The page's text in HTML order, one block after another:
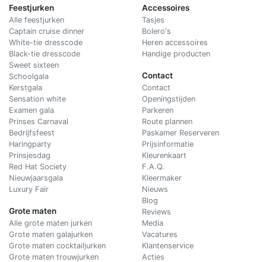
Feestjurken
Alle feestjurken
Captain cruise dinner
White-tie dresscode
Black-tie dresscode
Sweet sixteen
Schoolgala
Kerstgala
Sensation white
Examen gala
Prinses Carnaval
Bedrijfsfeest
Haringparty
Prinsjesdag
Red Hat Society
Nieuwjaarsgala
Luxury Fair
Grote maten
Alle grote maten jurken
Grote maten galajurken
Grote maten cocktailjurken
Grote maten trouwjurken
Accessoires
Tasjes
Bolero's
Heren accessoires
Handige producten
Contact
Contact
Openingstijden
Parkeren
Route plannen
Paskamer Reserveren
Prijsinformatie
Kleurenkaart
F.A.Q.
Kleermaker
Nieuws
Blog
Reviews
Media
Vacatures
Klantenservice
Acties